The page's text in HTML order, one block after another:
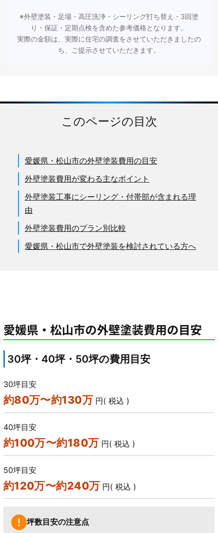
※外壁塗装・足場・高圧洗浄・シーリング打ち替え・3回塗
り・保証・定期点検を含めた参考価格となります。
実際の金額は、実際に住宅の調査をさせていただきましたの
ち、ご提示させていただきます。
このページの目次
愛媛県・松山市の外壁塗装費用の目安
外壁塗装費用が変わる主なポイント
外壁塗装工事にシーリング・付帯部が含まれる理
由
外壁塗装費用のプラン別比較
愛媛県・松山市で外壁塗装を検討されている方へ
愛媛県・松山市の外壁塗装費用の目安
30坪・40坪・50坪の費用目安
30坪目安
約80万〜約130万 円( 税込 )
40坪目安
約100万〜約180万 円( 税込 )
50坪目安
約120万〜約240万 円( 税込 )
坪数目安の注意点